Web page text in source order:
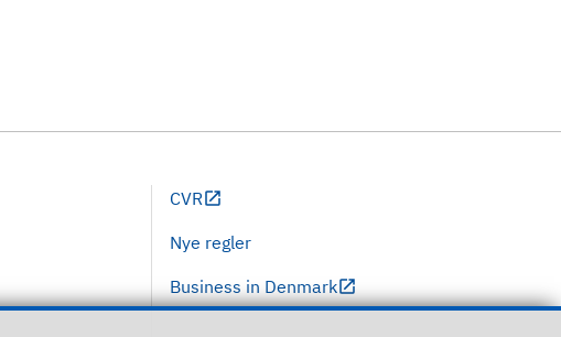
CVR
Nye regler
Business in Denmark